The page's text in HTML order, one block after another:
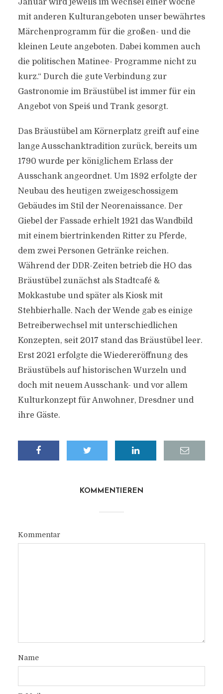
Januar wird jeweils im Wechsel einer Woche
mit anderen Kulturangeboten unser bewährtes
Märchenprogramm für die großen- und die
kleinen Leute angeboten. Dabei kommen auch
die politischen Matinee- Programme nicht zu
kurz.“ Durch die gute Verbindung zur
Gastronomie im Bräustübel ist immer für ein
Angebot von Speis´ und Trank gesorgt.
Das Bräustübel am Körnerplatz greift auf eine
lange Ausschanktradition zurück, bereits um
1790 wurde per königlichem Erlass der
Ausschank angeordnet. Um 1892 erfolgte der
Neubau des heutigen zweigeschossigem
Gebäudes im Stil der Neorenaissance. Der
Giebel der Fassade erhielt 1921 das Wandbild
mit einem biertrinkenden Ritter zu Pferde,
dem zwei Personen Getränke reichen.
Während der DDR-Zeiten betrieb die HO das
Bräustübel zunächst als Stadtcafé &
Mokkastube und später als Kiosk mit
Stehbierhalle. Nach der Wende gab es einige
Betreiberwechsel mit unterschiedlichen
Konzepten, seit 2017 stand das Bräustübel leer.
Erst 2021 erfolgte die Wiedereröffnung des
Bräustübels auf historischen Wurzeln und
doch mit neuem Ausschank- und vor allem
Kulturkonzept für Anwohner, Dresdner und
ihre Gäste.
KOMMENTIEREN
Kommentar
Name